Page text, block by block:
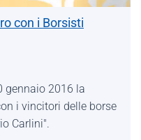
con i Borsisti
gennaio 2016 la
i vincitori delle borse
Carlini".